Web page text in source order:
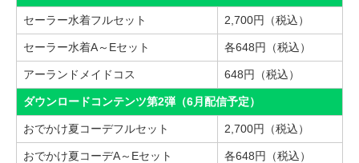
セーラー水着フルセット 2,700円（税込）
セーラー水着A～Eセット 各648円（税込）
アーランドメイドコス 648円（税込）
ダウンロードコンテンツ第2弾（6月配信予定）
おでかけ夏コーデフルセット 2,700円（税込）
おでかけ夏コーデA～Eセット 各648円（税込）